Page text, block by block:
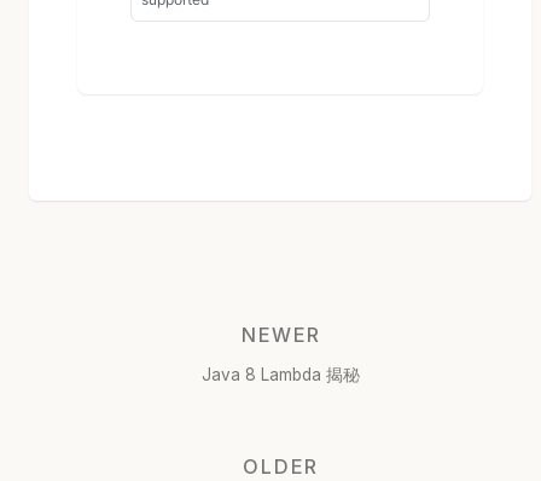
NEWER
Java 8 Lambda 揭秘
OLDER